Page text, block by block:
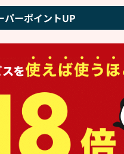
パーポイントUP